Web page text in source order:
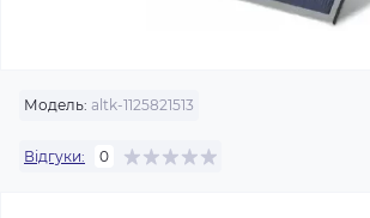
Модель: altk-1125821513
Відгуки: 0